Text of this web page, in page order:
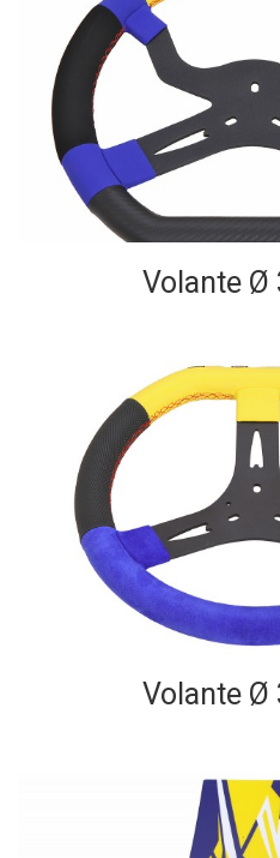
Volante Ø
Volante Ø